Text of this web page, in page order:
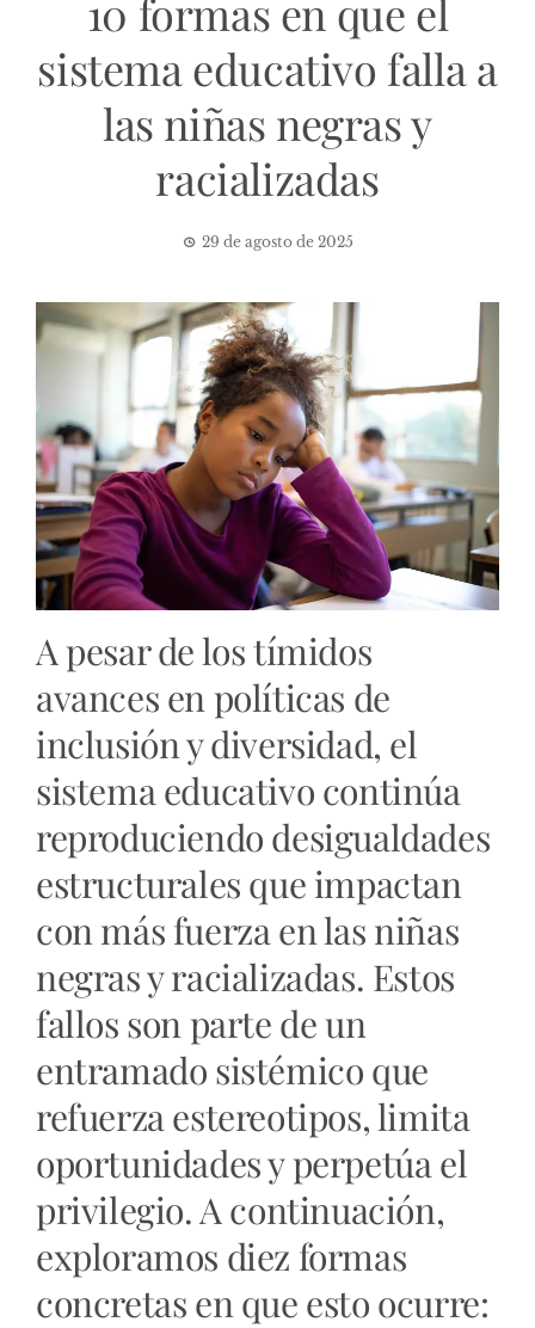
10 formas en que el
sistema educativo falla a
las niñas negras y
racializadas
29 de agosto de 2025
A pesar de los tímidos
avances en políticas de
inclusión y diversidad, el
sistema educativo continúa
reproduciendo desigualdades
estructurales que impactan
con más fuerza en las niñas
negras y racializadas. Estos
fallos son parte de un
entramado sistémico que
refuerza estereotipos, limita
oportunidades y perpetúa el
privilegio. A continuación,
exploramos diez formas
concretas en que esto ocurre: